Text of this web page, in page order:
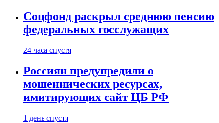
Соцфонд раскрыл среднюю пенсию
федеральных госслужащих
24 часа спустя
Россиян предупредили о
мошеннических ресурсах,
имитирующих сайт ЦБ РФ
1 день спустя